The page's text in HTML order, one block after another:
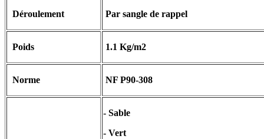
Déroulement Par sangle de rappel
Poids 1.1 Kg/m2
Norme NF P90-308
- Sable
- Vert